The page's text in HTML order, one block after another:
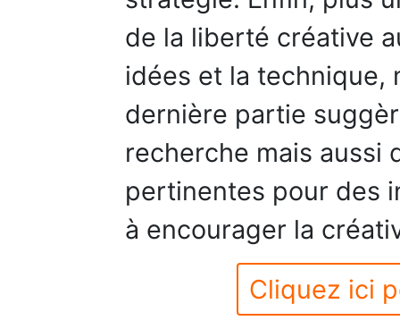
de la liberté créative
idées et la technique,
dernière partie
recherche mais aussi
pertinentes pour des
à encourager la
Cliquez ici